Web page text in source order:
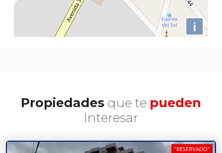
i
Propiedades que te pueden
Interesar
"RESERVADO"